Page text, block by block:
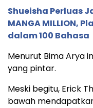
Shueisha Perluas
MANGA MILLION,
dalam 100 Bahasa
Menurut Bima Arya
yang pintar.
Meski begitu, Erick
bawah